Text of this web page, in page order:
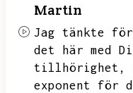
Martin
Jag tänkte
det här med
tillhörighet,
exponent för